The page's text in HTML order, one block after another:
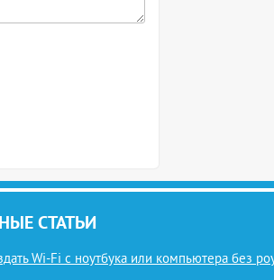
СТАТЬИ
Wi-Fi с ноутбука или компьютера без